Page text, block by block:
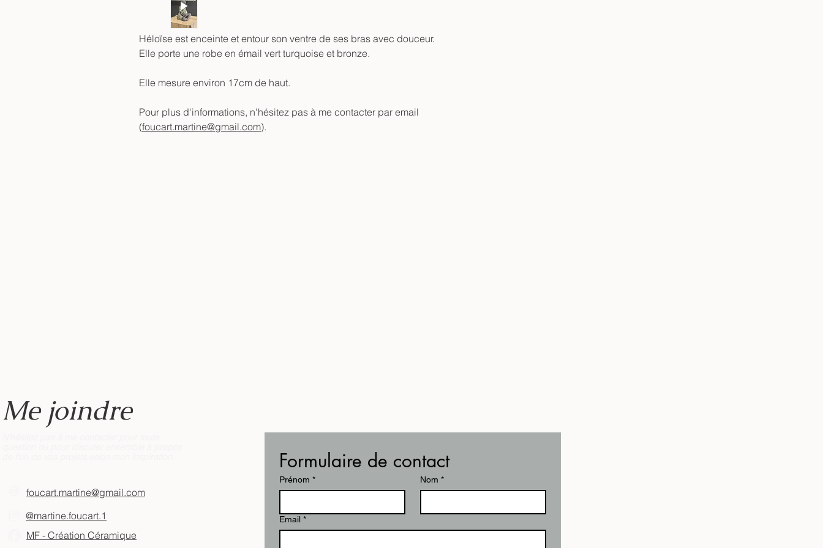
Héloïse est enceinte et entour son ventre de ses bras avec douceur.
Elle porte une robe en émail vert turquoise et bronze.
Elle mesure environ 17cm de haut.
Pour plus d'informations, n'hésitez pas à me contacter par email
(foucart.martine@gmail.com).
Me joindre
Formulaire de contact
Prénom * Nom *
Email *
foucart.martine@gmail.com​
@martine.foucart.1​
MF - Création Céramique